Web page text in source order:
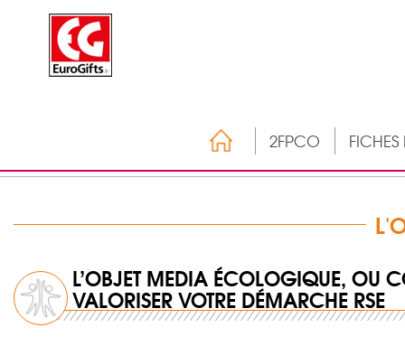
2FPCO
L’OBJET MEDIA ÉCOLOGIQUE, OU
VALORISER VOTRE DÉMARCHE RSE